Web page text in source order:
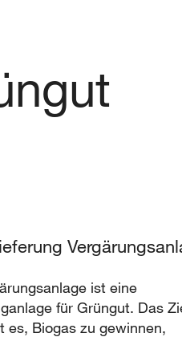
ist eine
für Grüngut. Das
es, Biogas zu gewinnen,